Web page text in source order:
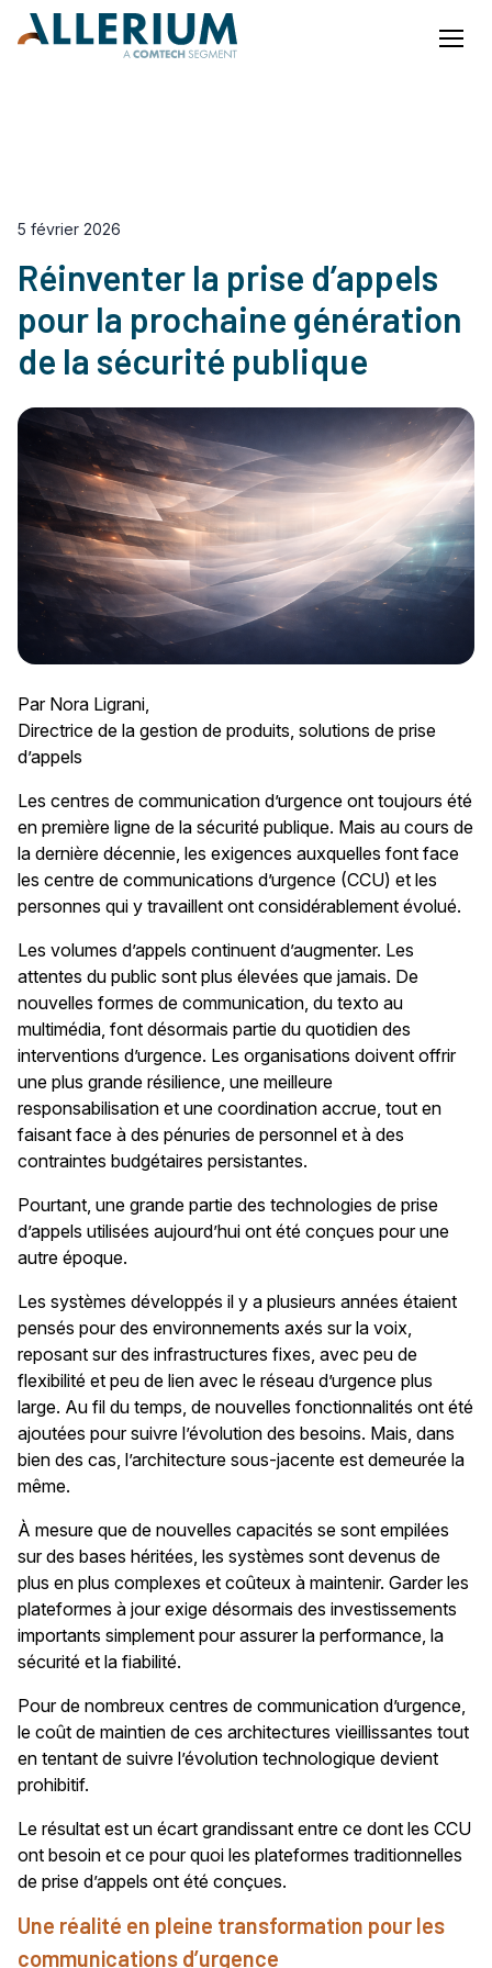
Menu
5 février 2026
Réinventer la prise d’appels
pour la prochaine génération
de la sécurité publique
Par Nora Ligrani,
Directrice de la gestion de produits, solutions de prise
d’appels
Les centres de communication d’urgence ont toujours été
en première ligne de la sécurité publique. Mais au cours de
la dernière décennie, les exigences auxquelles font face
les centre de communications d’urgence (CCU) et les
personnes qui y travaillent ont considérablement évolué.
Les volumes d’appels continuent d’augmenter. Les
attentes du public sont plus élevées que jamais. De
nouvelles formes de communication, du texto au
multimédia, font désormais partie du quotidien des
interventions d’urgence. Les organisations doivent offrir
une plus grande résilience, une meilleure
responsabilisation et une coordination accrue, tout en
faisant face à des pénuries de personnel et à des
contraintes budgétaires persistantes.
Pourtant, une grande partie des technologies de prise
d’appels utilisées aujourd’hui ont été conçues pour une
autre époque.
Les systèmes développés il y a plusieurs années étaient
pensés pour des environnements axés sur la voix,
reposant sur des infrastructures fixes, avec peu de
flexibilité et peu de lien avec le réseau d’urgence plus
large. Au fil du temps, de nouvelles fonctionnalités ont été
ajoutées pour suivre l’évolution des besoins. Mais, dans
bien des cas, l’architecture sous-jacente est demeurée la
même.
À mesure que de nouvelles capacités se sont empilées
sur des bases héritées, les systèmes sont devenus de
plus en plus complexes et coûteux à maintenir. Garder les
plateformes à jour exige désormais des investissements
importants simplement pour assurer la performance, la
sécurité et la fiabilité.
Pour de nombreux centres de communication d’urgence,
le coût de maintien de ces architectures vieillissantes tout
en tentant de suivre l’évolution technologique devient
prohibitif.
Le résultat est un écart grandissant entre ce dont les CCU
ont besoin et ce pour quoi les plateformes traditionnelles
de prise d’appels ont été conçues.
Une réalité en pleine transformation pour les
communications d’urgence